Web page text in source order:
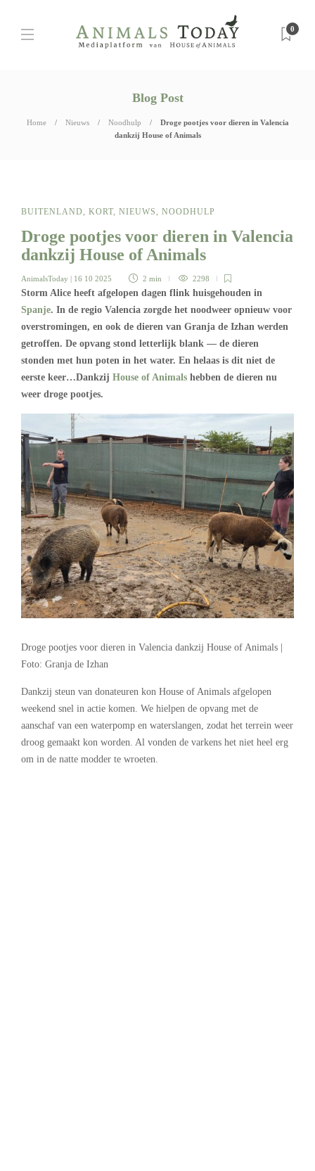
0
Blog Post
Home Nieuws Noodhulp
Droge pootjes voor dieren in Valencia
dankzij House of Animals
BUITENLAND, KORT, NIEUWS, NOODHULP
Droge pootjes voor dieren in Valencia
dankzij House of Animals
AnimalsToday | 16 10 2025 2 min 2298
Storm Alice heeft afgelopen dagen flink huisgehouden in
Spanje. In de regio Valencia zorgde het noodweer opnieuw voor
overstromingen, en ook de dieren van Granja de Izhan werden
getroffen. De opvang stond letterlijk blank — de dieren
stonden met hun poten in het water. En helaas is dit niet de
eerste keer…Dankzij House of Animals hebben de dieren nu
weer droge pootjes.
Droge pootjes voor dieren in Valencia dankzij House of Animals |
Foto: Granja de Izhan
Dankzij steun van donateuren kon House of Animals afgelopen
weekend snel in actie komen. We hielpen de opvang met de
aanschaf van een waterpomp en waterslangen, zodat het terrein weer
droog gemaakt kon worden. Al vonden de varkens het niet heel erg
om in de natte modder te wroeten.